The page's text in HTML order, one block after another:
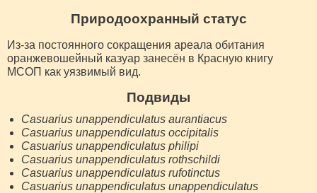
Природоохранный статус
Из-за постоянного сокращения ареала обитания
оранжевошейный казуар занесён в Красную книгу
МСОП как уязвимый вид.
Подвиды
Casuarius unappendiculatus aurantiacus
Casuarius unappendiculatus occipitalis
Casuarius unappendiculatus philipi
Casuarius unappendiculatus rothschildi
Casuarius unappendiculatus rufotinctus
Casuarius unappendiculatus unappendiculatus